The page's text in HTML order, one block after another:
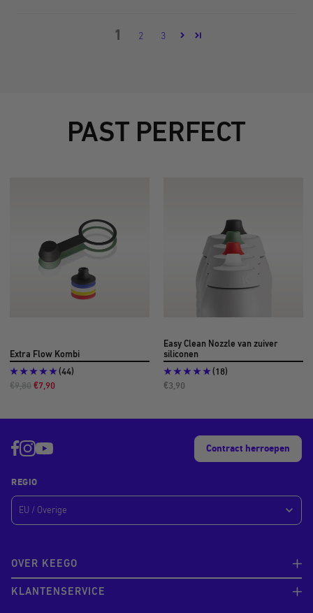
1 2 3
PAST PERFECT
Extra Flow Kombi
(44)
Aanbiedingsprijs
€7,90
Normale
€9,80
Easy Clean Nozzle van zuiver
siliconen
(18)
Aanbiedingsprijs
€3,90
OVER KEEGO
KLANTENSERVICE
Contract herroepen
REGIO